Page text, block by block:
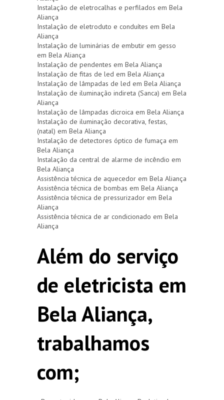
Instalação de eletrocalhas e perfilados em Bela
Aliança
Instalação de eletroduto e conduítes em Bela
Aliança
Instalação de luminárias de embutir em gesso
em Bela Aliança
Instalação de pendentes em Bela Aliança
Instalação de fitas de led em Bela Aliança
Instalação de lâmpadas de led em Bela Aliança
Instalação de iluminação indireta (Sanca) em Bela
Aliança
Instalação de lâmpadas dicroica em Bela Aliança
Instalação de iluminação decorativa, festas,
(natal) em Bela Aliança
Instalação de detectores óptico de fumaça em
Bela Aliança
Instalação da central de alarme de incêndio em
Bela Aliança
Assistência técnica de aquecedor em Bela Aliança
Assistência técnica de bombas em Bela Aliança
Assistência técnica de pressurizador em Bela
Aliança
Assistência técnica de ar condicionado em Bela
Aliança
Além do serviço
de eletricista em
Bela Aliança,
trabalhamos
com;